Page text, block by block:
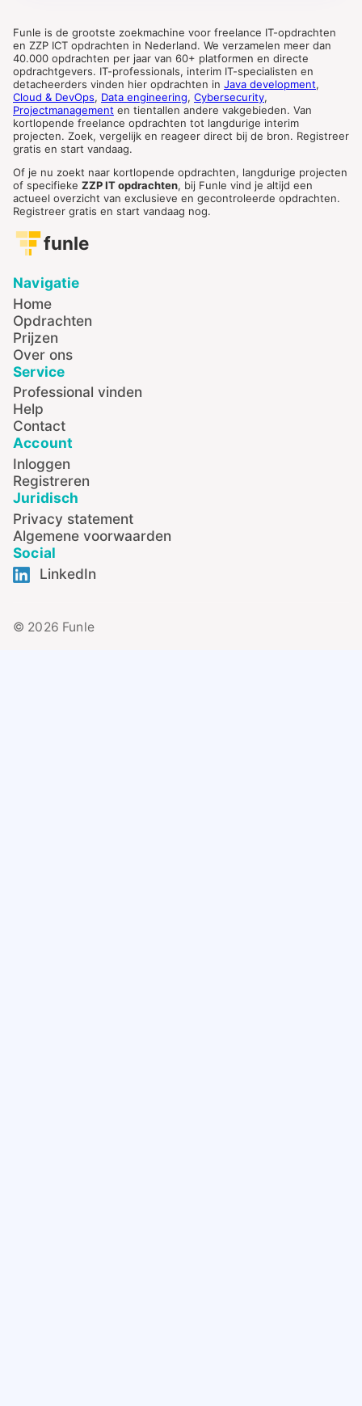
Funle is de grootste zoekmachine voor freelance IT-opdrachten
en ZZP ICT opdrachten in Nederland. We verzamelen meer dan
40.000 opdrachten per jaar van 60+ platformen en directe
opdrachtgevers. IT-professionals, interim IT-specialisten en
detacheerders vinden hier opdrachten in Java development,
Cloud & DevOps, Data engineering, Cybersecurity,
Projectmanagement en tientallen andere vakgebieden. Van
kortlopende freelance opdrachten tot langdurige interim
projecten. Zoek, vergelijk en reageer direct bij de bron. Registreer
gratis en start vandaag.
Of je nu zoekt naar kortlopende opdrachten, langdurige projecten
of specifieke ZZP IT opdrachten, bij Funle vind je altijd een
actueel overzicht van exclusieve en gecontroleerde opdrachten.
Registreer gratis en start vandaag nog.
funle
Navigatie
Home
Opdrachten
Prijzen
Over ons
Service
Professional vinden
Help
Contact
Account
Inloggen
Registreren
Juridisch
Privacy statement
Algemene voorwaarden
Social
LinkedIn
© 2026 Funle